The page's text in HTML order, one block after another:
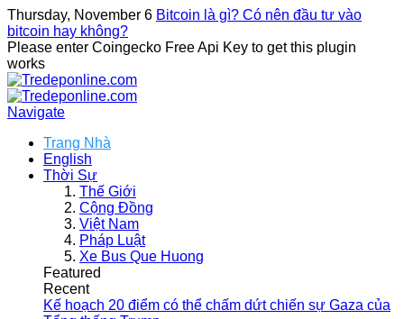
Thursday, November 6 Bitcoin là gì? Có nên đầu tư vào
bitcoin hay không?
Please enter Coingecko Free Api Key to get this plugin
works
Navigate
Trang Nhà
English
Thời Sự
Thế Giới
Cộng Đồng
Việt Nam
Pháp Luật
Xe Bus Que Huong
Featured
Recent
Kế hoạch 20 điểm có thể chấm dứt chiến sự Gaza của